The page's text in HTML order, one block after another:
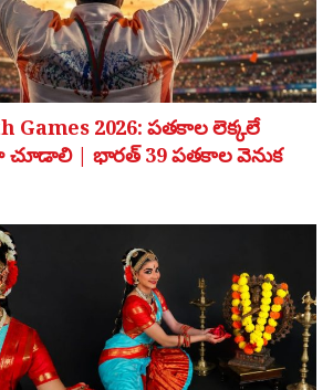
Games 2026: పతకాల లెక్కలే
చూడాలి | భారత్ 39 పతకాల వెనుక